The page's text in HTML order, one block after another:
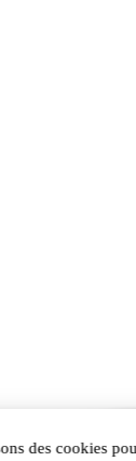
des cookies